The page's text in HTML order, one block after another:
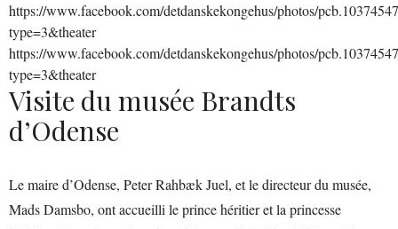
https://www.facebook.com/detdanskekongehus/photos/
type=3&theater
https://www.facebook.com/detdanskekongehus/photos/
type=3&theater
Visite du musée Brandts
d’Odense
Le maire d’Odense, Peter Rahbæk Juel, et le directeur du musée,
Mads Damsbo, ont accueilli le prince héritier et la princesse